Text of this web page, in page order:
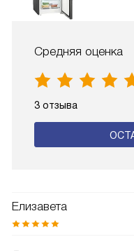
Средняя оценка
3 отзыва
Елизавета